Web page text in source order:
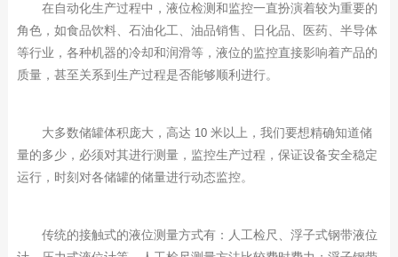
在自动化生产过程中，液位检测和监控一直扮演着较为重要的
角色，如食品饮料、石油化工、油品销售、日化品、医药、半导体
等行业，各种机器的冷却和润滑等，液位的监控直接影响着产品的
质量，甚至关系到生产过程是否能够顺利进行。
大多数储罐体积庞大，高达 10 米以上，我们要想精确知道储
量的多少，必须对其进行测量，监控生产过程，保证设备安全稳定
运行，时刻对各储罐的储量进行动态监控。
传统的接触式的液位测量方式有：人工检尺、浮子式钢带液位